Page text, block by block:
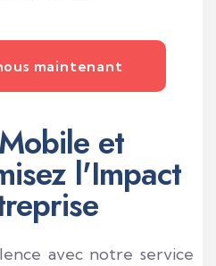
maintenant
et
l'Impact
avec notre service